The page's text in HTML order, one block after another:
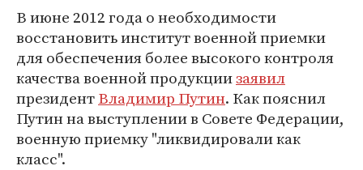
В июне 2012 года о необходимости
восстановить институт военной приемки
для обеспечения более высокого контроля
качества военной продукциизаявил
президентВладимир Путин. Как пояснил
Путин на выступлении в Совете Федерации,
военную приемку "ликвидировали как
класс".